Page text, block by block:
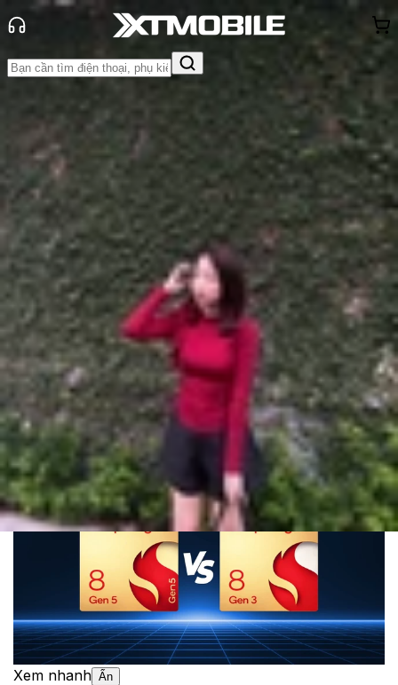
Tin tức
So Sánh
Tin Mới
Đánh Giá - Trên Tay So Sánh Tư vấn
Khuyến
mãiThủ thuật Hỏi đáp App - Game Thông báo
Khách
hàng - Sự kiện
So sánh Snapdragon 8 Gen 5 và
Snapdragon 8 Gen 3: Chênh lệch ra
sao?
Anh Thư
Ngày đăng: 06/02/2026
Cập nhật:
06/02/2026
Theo dõi XTMobile trên
Xem nhanh Ẩn